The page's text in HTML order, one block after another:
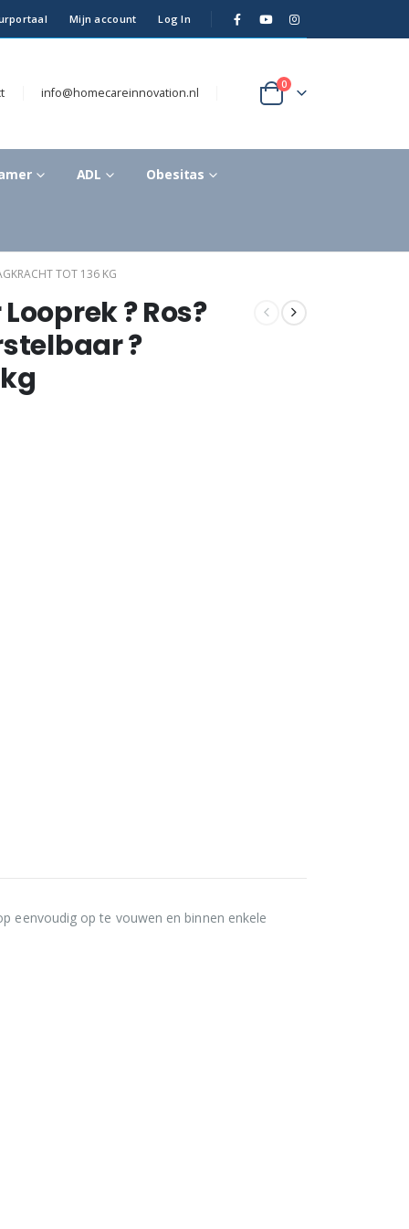
Mijn account Log In
info@homecareinnovation.nl
0
ADL Obesitas
TOT 136 KG
? Ros?
?
eenvoudig op te vouwen en binnen enkele